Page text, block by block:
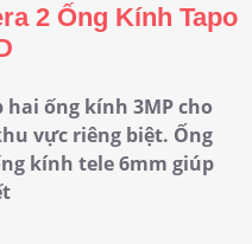
2 Ống Kính Tapo
hai ống kính 3MP cho
vực riêng biệt. Ống
kính tele 6mm giúp